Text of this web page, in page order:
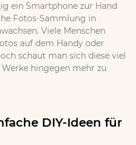
ein Smartphone zur Hand
Fotos-Sammlung in
Viele Menschen
auf dem Handy oder
schaut man sich diese viel
hingegen mehr zu
DIY-Ideen für